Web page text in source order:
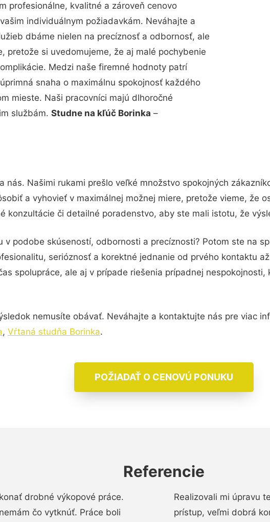
profesionálne, kvalitné a zároveň cenovo
individuálnym požiadavkám. Neváhajte a
dbáme nielen na precíznosť a odbornosť, ale
pretože si uvedomujeme, že aj malé pochybenie
Medzi naše firemné hodnoty patrí
snaha o maximálnu spokojnosť každého
mieste. Naši pracovníci majú dlhoročné
službám. Studne na kľúč Borinka –
nás. Našimi rukami prešlo veľké množstvo spokojných
a vyhovieť v maximálnej možnej miere, pretože vieme, že
konzultácie či detailné poradenstvo, aby ste mali istotu, že
v podobe skúseností, odbornosti a precíznosti? Potom ste na
serióznosť a korektné jednanie od prvého kontaktu
spolupráce, ale aj v prípade riešenia prípadnej
nemusíte obávať. Neváhajte a kontaktujte nás pre viac
, Vŕtaná studňa Borinka.
POŽIADAŤ O CENOVÚ PONUKU
Referencie
drobné výkopové práce.
čo vytknúť. Práce boli
Realizovali mi úpravu
prístup, veľmi dobrá